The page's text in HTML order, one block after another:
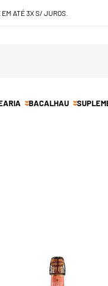
ATÉ 3X S/ JUROS.
BACALHAU